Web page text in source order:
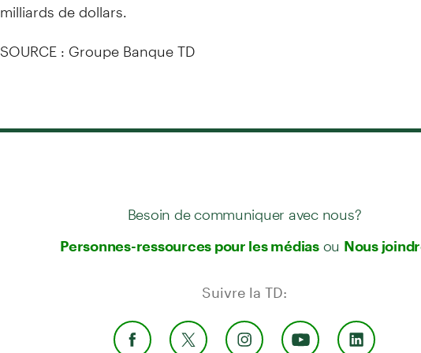
SOURCE : Groupe Banque TD
Besoin de communiquer avec nous?
Personnes-ressources pour les médiasou Nous
Suivre la TD: